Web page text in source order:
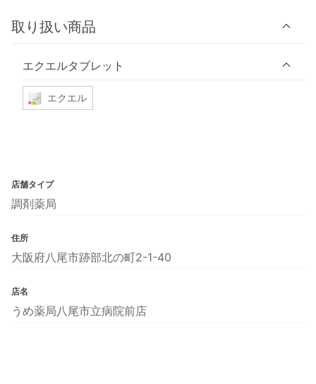
取り扱い商品
エクエルタブレット
エクエル
店舗タイプ
調剤薬局
住所
大阪府八尾市跡部北の町2-1-40
店名
うめ薬局八尾市立病院前店